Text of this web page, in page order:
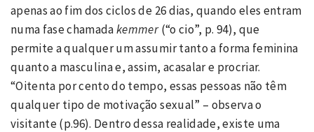
apenas ao fim dos ciclos de 26 dias, quando eles entram
numa fase chamadakemmer(“o cio”, p. 94), que
permite a qualquer um assumir tanto a forma feminina
quanto a masculina e, assim, acasalar e procriar.
“Oitenta por cento do tempo, essas pessoas não têm
qualquer tipo de motivação sexual” – observa o
visitante (p.96). Dentro dessa realidade, existe uma